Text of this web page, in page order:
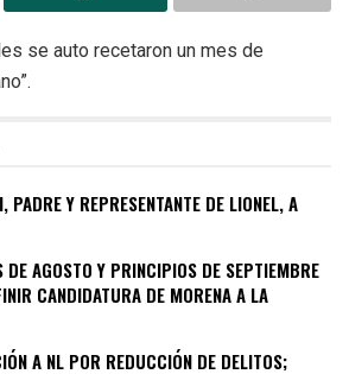
se auto recetaron un mes de
PADRE Y REPRESENTANTE DE LIONEL, A
DE AGOSTO Y PRINCIPIOS DE SEPTIEMBRE
CANDIDATURA DE MORENA A LA
A NL POR REDUCCIÓN DE DELITOS;